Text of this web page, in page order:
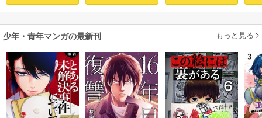
少年・青年マンガの最新刊 もっと見る